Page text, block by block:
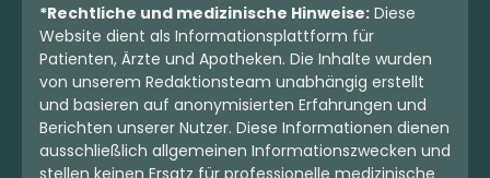
*Rechtliche und medizinische Hinweise: Diese
Website dient als Informationsplattform für
Patienten, Ärzte und Apotheken. Die Inhalte wurden
von unserem Redaktionsteam unabhängig erstellt
und basieren auf anonymisierten Erfahrungen und
Berichten unserer Nutzer. Diese Informationen dienen
ausschließlich allgemeinen Informationszwecken und
stellen keinen Ersatz für professionelle medizinische